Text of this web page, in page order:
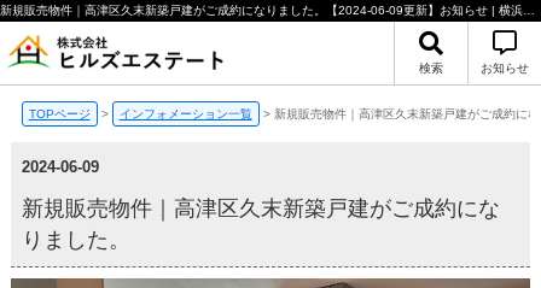
検索 お知らせ
TOPページ > インフォメーション一覧 > 新規販売物件｜高津区久末新築戸建がご成約に
2024-06-09
新規販売物件｜高津区久末新築戸建がご成約にな
りました。